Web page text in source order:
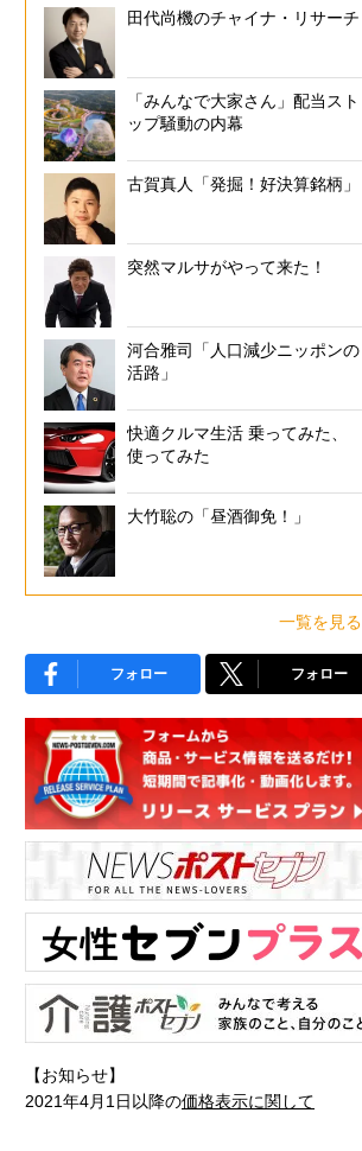
田代尚機のチャイナ・リサーチ
「みんなで大家さん」配当スト
ップ騒動の内幕
古賀真人「発掘！好決算銘柄」
突然マルサがやって来た！
河合雅司「人口減少ニッポンの
活路」
快適クルマ生活 乗ってみた、
使ってみた
大竹聡の「昼酒御免！」
一覧を見る
フォロー フォロー
【お知らせ】
2021年4月1日以降の価格表示に関して